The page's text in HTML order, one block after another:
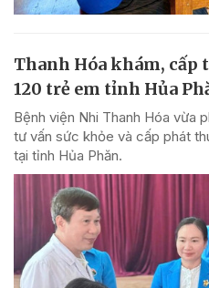
Thanh Hóa khám, cấp
120 trẻ em tỉnh Hủa
Bệnh viện Nhi Thanh Hóa vừa
tư vấn sức khỏe và cấp phát
tại tỉnh Hủa Phăn.